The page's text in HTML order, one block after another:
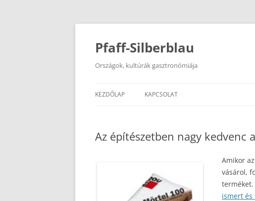
Kilépés
tartalomba
Pfaff-Silberblau
Országok, kultúrák gasztronómiája
KEZDŐLAP KAPCSOLAT
Az építészetben nagy kedvenc
Amikor
vásárol,
ismert és